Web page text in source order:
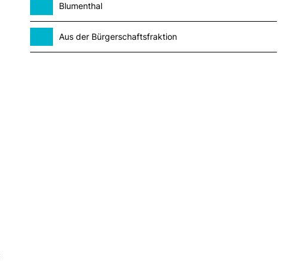
Blumenthal
Aus der Bürgerschaftsfraktion